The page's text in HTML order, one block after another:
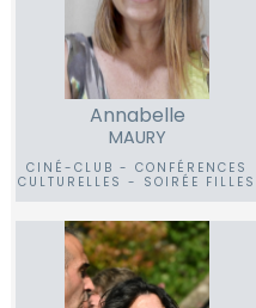
Annabelle
MAURY
CINÉ-CLUB - CONFÉRENCES
CULTURELLES - SOIRÉE FILLES